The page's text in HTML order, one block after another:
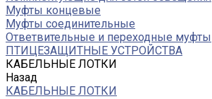
Муфты концевые
Муфты соединительные
Ответвительные и переходные муфты
ПТИЦЕЗАЩИТНЫЕ УСТРОЙСТВА
КАБЕЛЬНЫЕ ЛОТКИ
Назад
КАБЕЛЬНЫЕ ЛОТКИ